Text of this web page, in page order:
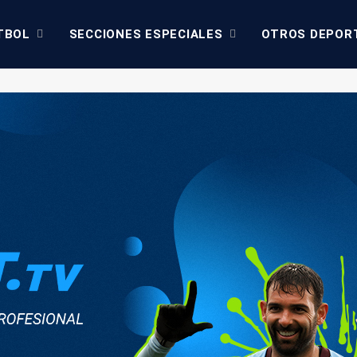
SECCIONES ESPECIALES OTROS